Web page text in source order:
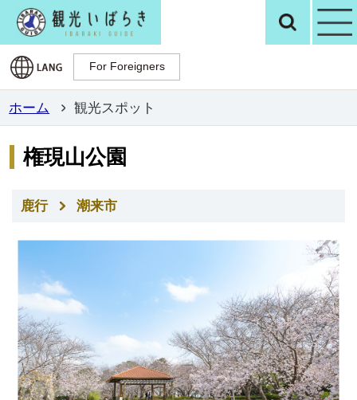
観光いばらき検
For Foreigners
For Foreigners
ホーム 観光スポット
権現山公園
鹿行 潮来市